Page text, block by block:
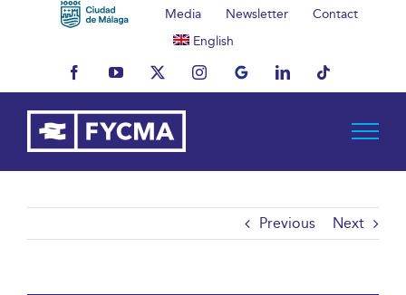
Media Newsletter
Contact
English
FacebookYouTubeX InstagramMyBusinessLinkedInTiktok
Previous Next